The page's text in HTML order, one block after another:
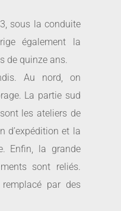
sous la conduite
également la
de quinze ans.
Au nord, on
La partie sud
les ateliers de
d’expédition et la
Enfin, la grande
sont reliés.
par des